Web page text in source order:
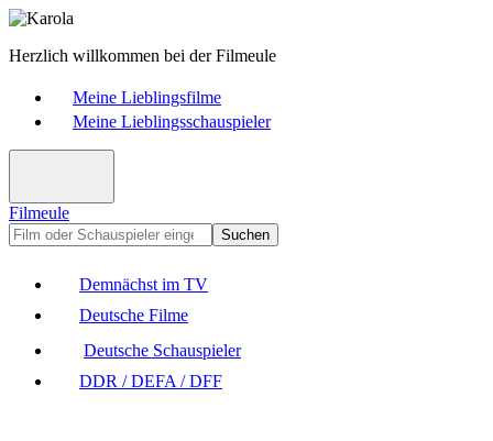
Herzlich willkommen bei der Filmeule
Meine Lieblingsfilme
Meine Lieblingsschauspieler
Filmeule
Suchen
Demnächst im TV
Deutsche Filme
Deutsche Schauspieler
DDR / DEFA / DFF